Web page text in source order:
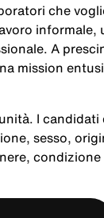
che
informale,
A
mission
I
sesso,